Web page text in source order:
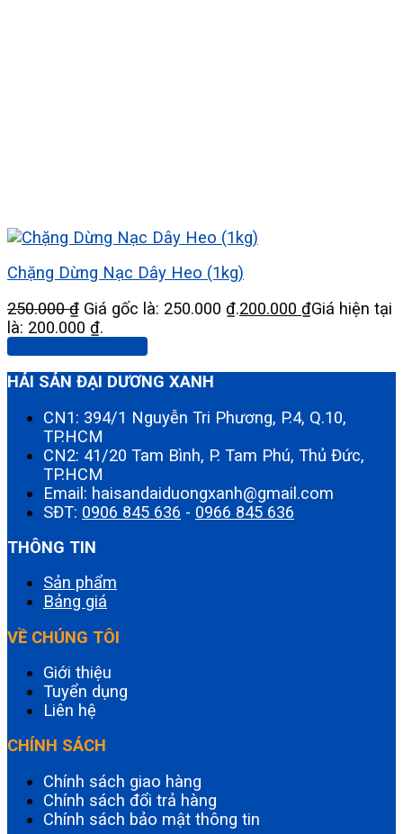
Chặng Dừng Nạc Dây Heo (1kg)
250.000₫ Giá gốc là: 250.000 ₫.200.000 ₫Giá hiện tại
là: 200.000 ₫.
Thêm vào giỏ hàng
HẢI SẢN ĐẠI DƯƠNG XANH
CN1: 394/1 Nguyễn Tri Phương, P.4, Q.10,
TP.HCM
CN2: 41/20 Tam Bình, P. Tam Phú, Thủ Đức,
TP.HCM
Email: haisandaiduongxanh@gmail.com
SĐT: 0906 845 636 - 0966 845 636
THÔNG TIN
Sản phẩm
Bảng giá
VỀ CHÚNG TÔI
Giới thiệu
Tuyển dụng
Liên hệ
CHÍNH SÁCH
Chính sách giao hàng
Chính sách đổi trả hàng
Chính sách bảo mật thông tin